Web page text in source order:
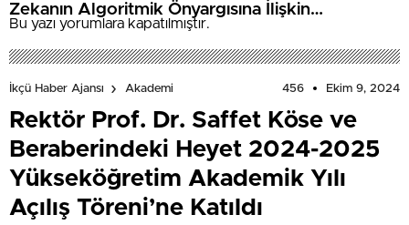
Zekanın Algoritmik Önyargısına İlişkin
Farkındalık Düzeylerini Araştıracak
Bu yazı yorumlara kapatılmıştır.
İkçü Haber Ajansı Akademi 456 Ekim 9, 2024
Rektör Prof. Dr. Saffet Köse ve
Beraberindeki Heyet 2024-2025
Yükseköğretim Akademik Yılı
Açılış Töreni’ne Katıldı